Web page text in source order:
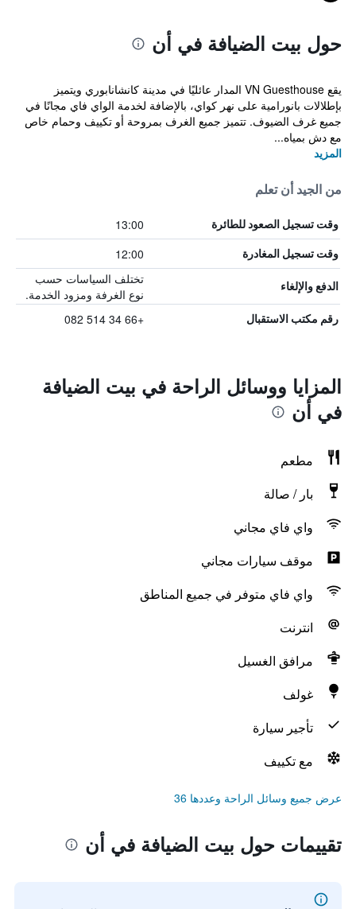
حول بيت الضيافة في أن
يقع VN Guesthouse المدار عائليًا في مدينة كانشانابوري ويتميز
بإطلالات بانورامية على نهر كواي، بالإضافة لخدمة الواي فاي مجانًا في
جميع غرف الضيوف. تتميز جميع الغرف بمروحة أو تكييف وحمام خاص
مع دش بمياه...
المزيد
من الجيد أن تعلم
وقت تسجيل الصعود للطائرة 13:00
وقت تسجيل المغادرة 12:00
الدفع والإلغاء
تختلف السياسات حسب
نوع الغرفة ومزود الخدمة.
رقم مكتب الاستقبال +66 34 514 082
المزايا ووسائل الراحة في بيت الضيافة
في أن
مطعم
بار / صالة
واي فاي مجاني
موقف سيارات مجاني
واي فاي متوفر في جميع المناطق
انترنت
مرافق الغسيل
غولف
تأجير سيارة
مع تكييف
عرض جميع وسائل الراحة وعددها 36
تقييمات حول بيت الضيافة في أن